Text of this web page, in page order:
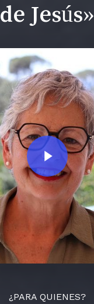
de Jesús»
Play Video
¿PARA QUIENES?